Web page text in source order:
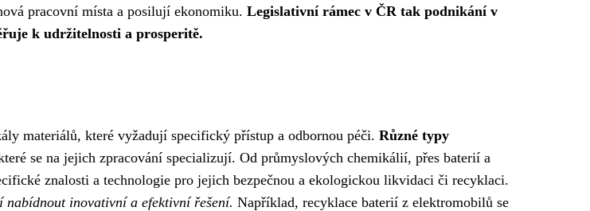
pracovní místa a posilují ekonomiku. Legislativní rámec v ČR tak podnikání v
k udržitelnosti a prosperitě.
materiálů, které vyžadují specifický přístup a odbornou péči. Různé typy
se na jejich zpracování specializují. Od průmyslových chemikálií, přes baterií a
znalosti a technologie pro jejich bezpečnou a ekologickou likvidaci či recyklaci.
nabídnout inovativní a efektivní řešení. Například, recyklace baterií z elektromobilů se